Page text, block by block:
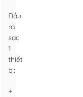
Đầu
ra
sạc
1
thiết
bị:
+